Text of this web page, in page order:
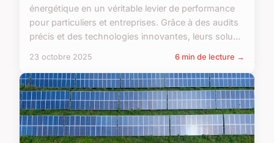
énergétique en un véritable levier de performance
pour particuliers et entreprises. Grâce à des audits
précis et des technologies innovantes, leurs solu...
23 octobre 2025 6 min de lecture →